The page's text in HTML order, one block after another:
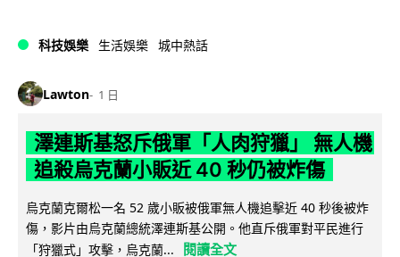
科技娛樂 生活娛樂 城中熱話
Lawton 1 日
澤連斯基怒斥俄軍「人肉狩獵」 無人機
追殺烏克蘭小販近 40 秒仍被炸傷
烏克蘭克爾松一名 52 歲小販被俄軍無人機追擊近 40 秒後被炸
傷，影片由烏克蘭總統澤連斯基公開。他直斥俄軍對平民進行
「狩獵式」攻擊，烏克蘭...
閱讀全文